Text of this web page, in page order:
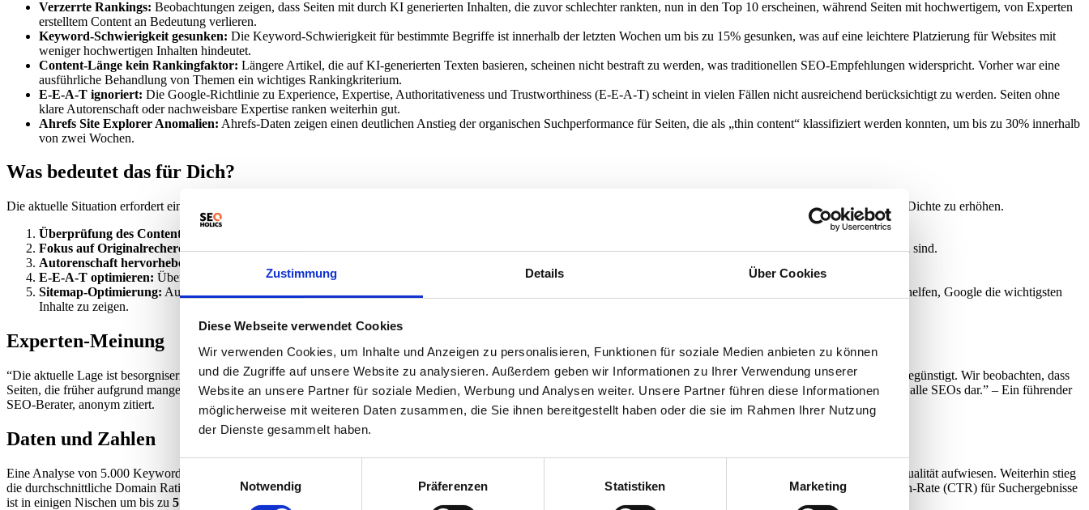
Zustimmung Details Über Cookies
Diese Webseite verwendet Cookies
Wir verwenden Cookies, um Inhalte und Anzeigen zu personalisieren, Funktionen für soziale Medien anbieten zu können
und die Zugriffe auf unsere Website zu analysieren. Außerdem geben wir Informationen zu Ihrer Verwendung unserer
Website an unsere Partner für soziale Medien, Werbung und Analysen weiter. Unsere Partner führen diese Informationen
möglicherweise mit weiteren Daten zusammen, die Sie ihnen bereitgestellt haben oder die sie im Rahmen Ihrer Nutzung
der Dienste gesammelt haben.
Einwilligungsauswahl
Notwendig
Präferenzen Statistiken Marketing
Verzerrte Rankings: Beobachtungen zeigen, dass Seiten mit durch KI generierten Inhalten, die zuvor schlechter rankten, nun in den Top 10 erscheinen, während Seiten mit hochwertigem, von Experten
erstelltem Content an Bedeutung verlieren.
Keyword-Schwierigkeit gesunken: Die Keyword-Schwierigkeit für bestimmte Begriffe ist innerhalb der letzten Wochen um bis zu 15% gesunken, was auf eine leichtere Platzierung für Websites mit
weniger hochwertigen Inhalten hindeutet.
Content-Länge kein Rankingfaktor: Längere Artikel, die auf KI-generierten Texten basieren, scheinen nicht bestraft zu werden, was traditionellen SEO-Empfehlungen widerspricht. Vorher war eine
ausführliche Behandlung von Themen ein wichtiges Rankingkriterium.
E-E-A-T ignoriert: Die Google-Richtlinie zu Experience, Expertise, Authoritativeness und Trustworthiness (E-E-A-T) scheint in vielen Fällen nicht ausreichend berücksichtigt zu werden. Seiten ohne
klare Autorenschaft oder nachweisbare Expertise ranken weiterhin gut.
Ahrefs Site Explorer Anomalien: Ahrefs-Daten zeigen einen deutlichen Anstieg der organischen Suchperformance für Seiten, die als „thin content“ klassifiziert werden konnten, um bis zu 30% innerhalb
von zwei Wochen.
Was bedeutet das für Dich?
Die aktuelle Situation erfordert eine Anpassung der SEO-Strategie. Konzentriere dich nicht ausschließlich auf die Erstellung langer, KI-generierter Artikel, nur um die Keyword-Dichte zu erhöhen.
Überprüfung des Contents:
Führe eine umfassende Content-Audit durch und identifiziere Inhalte, die durch KI generiert wurden oder an Qualität mangeln.
Fokus auf Originalrecherchen:Investiere in Originaldaten, Studien und Recherchen, um einzigartigen Mehrwert zu bieten. Erstelle Inhalte, die anderswo nicht zu finden sind.
Autorenschaft hervorheben:
E-E-A-T optimieren: Überprüfe und verbessere die E-E-A-T-Signale auf allen Seiten. Stelle sicher, dass die Informationen korrekt, aktuell und vertrauenswürdig sind.
Sitemap-Optimierung: Auch wenn es kontraintuitiv erscheinen mag, kann eine strukturierte Sitemap, wie in diesem Artikel
beschrieben, helfen, Google die wichtigsten
Inhalte zu zeigen.
Experten-Meinung
“Die aktuelle Lage ist besorgniserregend. Es scheint, als ob Google durch die Implementierung von Codex unbeabsichtigt das Ranking von qualitativ minderwertigem Content begünstigt. Wir beobachten, dass
Seiten, die früher aufgrund mangelnder Expertise abgestraft wurden, jetzt besser ranken. Dies untergräbt das Vertrauen in die Suchergebnisse und stellt eine Herausforderung für alle SEOs dar.” – Ein führender
SEO-Berater, anonym zitiert.
Daten und Zahlen
Eine Analyse von 5.000 Keywords durch Ahrefs hat gezeigt, dass
der Seiten, die nach dem Codex-Update in den Top 10 aufgestiegen sind, zuvor eine niedrige Content-Qualität aufwiesen. Weiterhin stieg
die durchschnittliche Domain Rating der Seiten in den Top 10 um
, was darauf hindeutet, dass auch kleinere Websites plötzlich bessere Rankings erzielen. Die Click-Through-Rate (CTR) für Suchergebnisse
ist in einigen Nischen um bis zu 5% gesunken, da Nutzer weniger hochwertige Inhalte finden.